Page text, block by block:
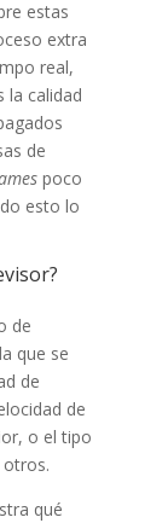
estas
extra
real,
la calidad
de
poco
esto lo
de
que se
de
de
o el tipo
qué